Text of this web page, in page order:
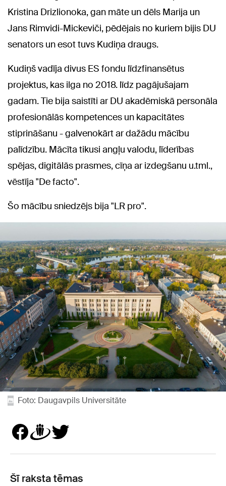
Kristina Drizlionoka, gan māte un dēls Marija un
Jans Rimvidi-Mickeviči, pēdējais no kuriem bijis DU
senators un esot tuvs Kudiņa draugs.
Kudiņš vadīja divus ES fondu līdzfinansētus
projektus, kas ilga no 2018. līdz pagājušajam
gadam. Tie bija saistīti ar DU akadēmiskā personāla
profesionālās kompetences un kapacitātes
stiprināšanu - galvenokārt ar dažādu mācību
palīdzību. Mācīta tikusi angļu valodu, līderības
spējas, digitālās prasmes, cīņa ar izdegšanu u.tml.,
vēstīja "De facto".
Šo mācību sniedzējs bija "LR pro".
Foto: Daugavpils Universitāte
Šī raksta tēmas